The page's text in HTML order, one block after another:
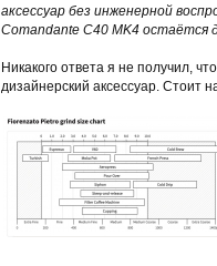
аксессуар без инженерной
Comandante C40 MK4
Никакого ответа я не получил,
дизайнерский аксессуар. Стоит